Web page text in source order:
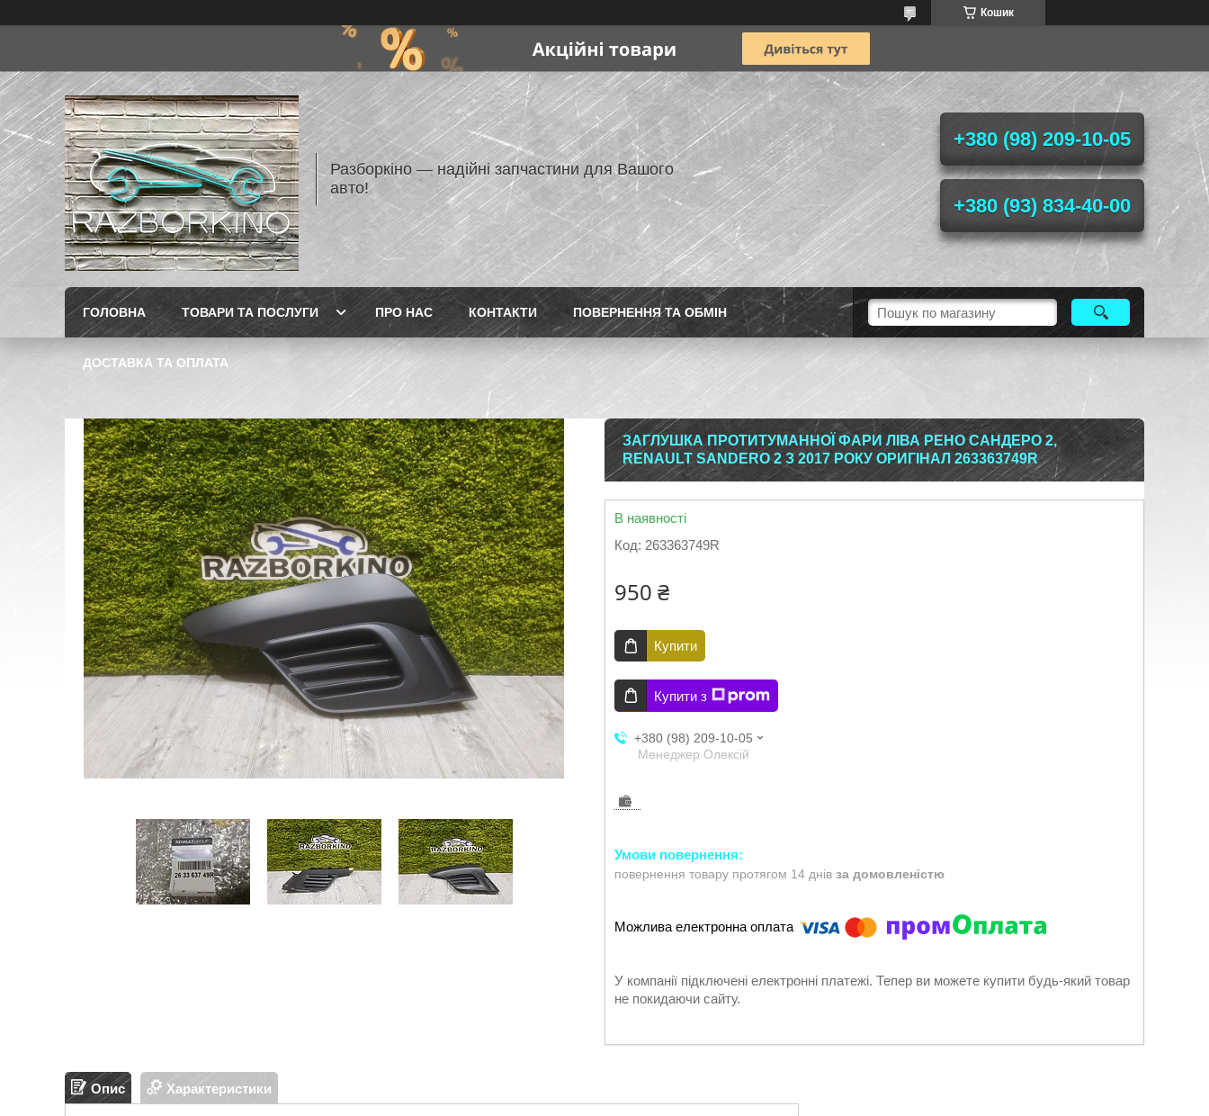
Кошик
Разборкіно — надійні запчастини для Вашого
авто!
+380 (98) 209-10-05
+380 (93) 834-40-00
ГОЛОВНА ТОВАРИ ТА ПОСЛУГИ ПРО НАС КОНТАКТИ ПОВЕРНЕННЯ ТА ОБМІН
ДОСТАВКА ТА ОПЛАТА
ЗАГЛУШКА ПРОТИТУМАННОЇ ФАРИ ЛІВА РЕНО САНДЕРО 2,
RENAULT SANDERO 2 З 2017 РОКУ ОРИГІНАЛ 263363749R
В наявності
Код: 263363749R
950 ₴
Купити
Купити з
+380 (98) 209-10-05
Менеджер Олексій
повернення товару протягом 14 днів за домовленістю
У компанії підключені електронні платежі. Тепер ви можете купити будь-який товар
не покидаючи сайту.
Опис Характеристики